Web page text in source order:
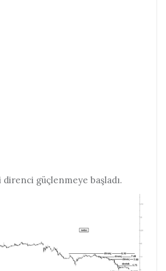
direnci güçlenmeye başladı.